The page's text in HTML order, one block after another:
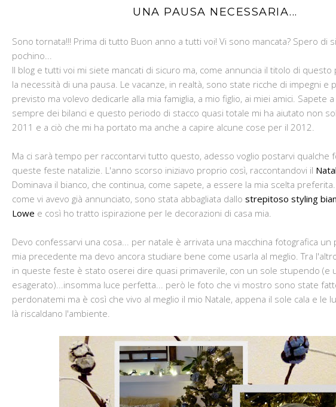
UNA PAUSA NECESSARIA...
Sono tornata!!! Prima di tutto Buon anno a tutti voi! Vi sono mancata? Spero di
pochino...
Il blog e tutti voi mi siete mancati di sicuro ma, come annuncia il titolo di
la necessità di una pausa. Le vacanze, in realtà, sono state ricche di impegni e
previsto ma volevo dedicarle alla mia famiglia, a mio figlio, ai miei amici. Sapete
sempre dei bilanci e questo periodo di stacco quasi totale mi ha aiutato non
2011 e a ciò che mi ha portato ma anche a capire alcune cose per il 2012.
Ma ci sarà tempo per raccontarvi tutto questo, adesso voglio postarvi qualche
queste feste natalizie. L'anno scorso iniziavo proprio così, raccontandovi il
Dominava il bianco, che continua, come sapete, a essere la mia scelta
come vi avevo già annunciato, sono stata abbagliata dallo strepitoso styling
Lowe e così ho tratto ispirazione per le decorazioni di casa mia.
Devo confessarvi una cosa... per natale è arrivata una macchina fotografica un
mia precedente ma devo ancora studiare bene come usarla al meglio. Tra
in queste feste è stato oserei dire quasi primaverile, con un sole stupendo (e
esagerato)...insomma luce perfetta... però le foto che vi mostro sono state
perdonatemi ma è così che vivo al meglio il mio Natale, appena il sole cala e le
là riscaldano l'ambiente.